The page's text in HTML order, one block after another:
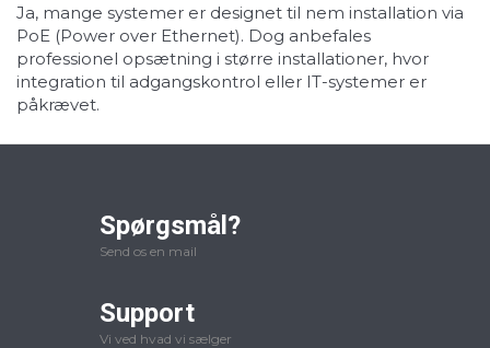
Ja, mange systemer er designet til nem installation via
PoE (Power over Ethernet). Dog anbefales
professionel opsætning i større installationer, hvor
integration til adgangskontrol eller IT-systemer er
påkrævet.
Spørgsmål?
Send os en mail
Support
Vi ved hvad vi sælger